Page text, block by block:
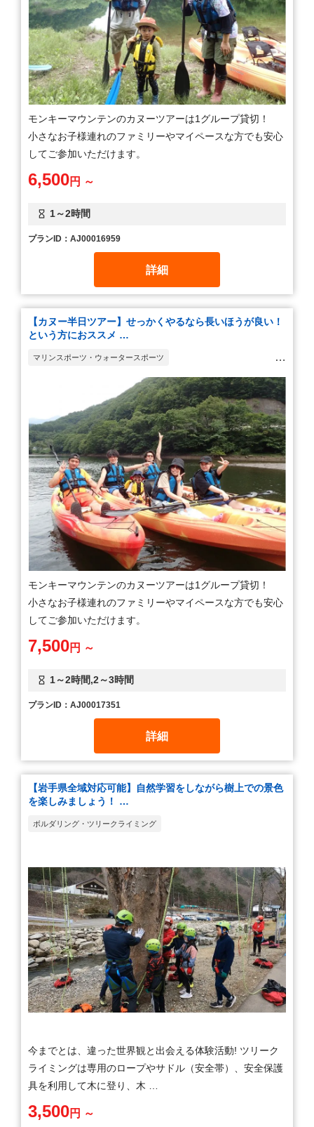
モンキーマウンテンのカヌーツアーは1グループ貸切！
小さなお子様連れのファミリーやマイペースな方でも安心
してご参加いただけます。
1～2時間
6,500円 ～
プランID：AJ00016959
詳細
【カヌー半日ツアー】せっかくやるなら長いほうが良い！
という方におススメ …
マリンスポーツ・ウォータースポーツ
ボルダリング・ツリークライミング
モンキーマウンテンのカヌーツアーは1グループ貸切！
小さなお子様連れのファミリーやマイペースな方でも安心
してご参加いただけます。
1～2時間,2～3時間
7,500円 ～
プランID：AJ00017351
詳細
【岩手県全域対応可能】自然学習をしながら樹上での景色
を楽しみましょう！ …
ボルダリング・ツリークライミング
今までとは、違った世界観と出会える体験活動! ツリーク
ライミングは専用のロープやサドル（安全帯）、安全保護
具を利用して木に登り、木 …
3,500円 ～